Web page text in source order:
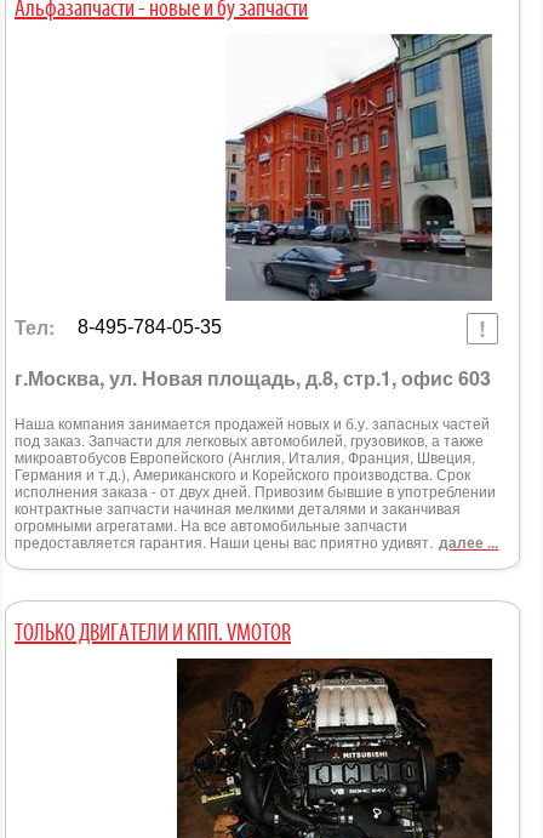
Альфазапчасти - новые и бу запчасти
Тел: 8-495-784-05-35
г.Москва, ул. Новая площадь, д.8, стр.1, офис 603
Наша компания занимается продажей новых и б.у. запасных частей
под заказ. Запчасти для легковых автомобилей, грузовиков, а также
микроавтобусов Европейского (Англия, Италия, Франция, Швеция,
Германия и т.д.), Американского и Корейского производства. Срок
исполнения заказа - от двух дней. Привозим бывшие в употреблении
контрактные запчасти начиная мелкими деталями и заканчивая
огромными агрегатами. На все автомобильные запчасти
предоставляется гарантия. Наши цены вас приятно удивят. далее ...
ТОЛЬКО ДВИГАТЕЛИ И КПП. VMOTOR